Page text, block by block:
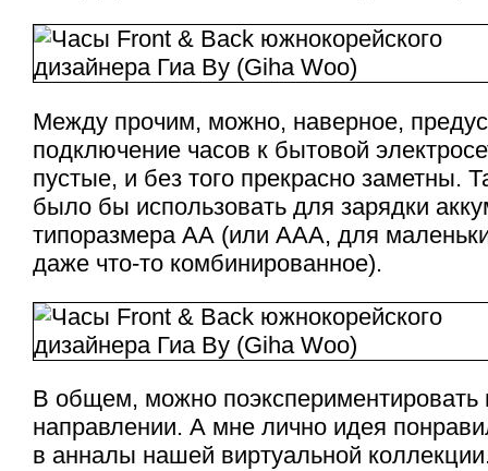
Между прочим, можно, наверное,
подключение часов к бытовой
пустые, и без того прекрасно заметны.
было бы использовать для зарядки
типоразмера АА (или ААА, для
даже что-то комбинированное).
В общем, можно поэкспериментировать
направлении. А мне лично идея
в анналы нашей виртуальной